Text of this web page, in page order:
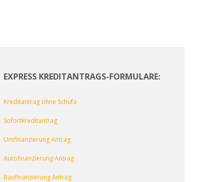
EXPRESS KREDITANTRAGS-FORMULARE:
Kreditantrag ohne Schufa
Sofortkreditantrag
Umfinanzierung Antrag
Autofinanzierung Antrag
Baufinanzierung Antrag